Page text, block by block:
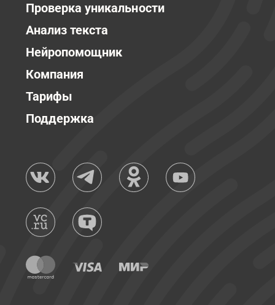
Проверка уникальности
Анализ текста
Нейропомощник
Компания
Тарифы
Поддержка